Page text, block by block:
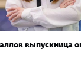
выпускница